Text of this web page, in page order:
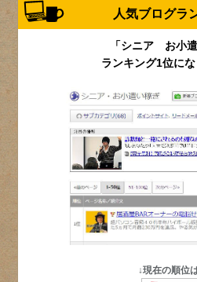
人気ブログラ
「シニア お小遣
ランキング1位にな
↓現在の順位